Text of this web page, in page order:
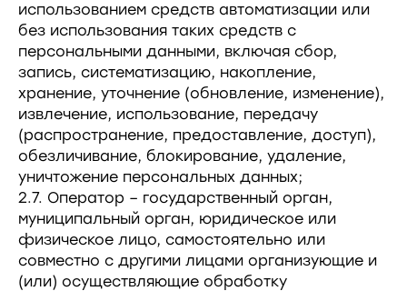
использованием средств автоматизации или
без использования таких средств с
персональными данными, включая сбор,
запись, систематизацию, накопление,
хранение, уточнение (обновление, изменение),
извлечение, использование, передачу
(распространение, предоставление, доступ),
обезличивание, блокирование, удаление,
уничтожение персональных данных;
2.7. Оператор – государственный орган,
муниципальный орган, юридическое или
физическое лицо, самостоятельно или
совместно с другими лицами организующие и
(или) осуществляющие обработку